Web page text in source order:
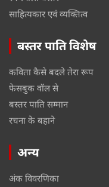
साहित्यकार एवं व्यक्तित्व
बस्तर पाति विशेष
कविता कैसे बदले तेरा रूप
फेसबुक वॉल से
बस्तर पाति सम्मान
रचना के बहाने
अन्य
अंक विवरणिका